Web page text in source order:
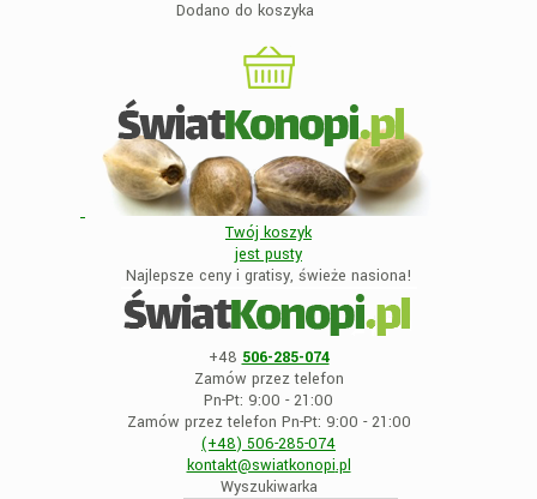
Dodano do koszyka
Twój koszyk
jest pusty
Najlepsze ceny i gratisy, świeże nasiona!
+48 506-285-074
Zamów przez telefon
Pn-Pt: 9:00 - 21:00
Zamów przez telefon Pn-Pt: 9:00 - 21:00
(+48) 506-285-074
kontakt@swiatkonopi.pl
Wyszukiwarka